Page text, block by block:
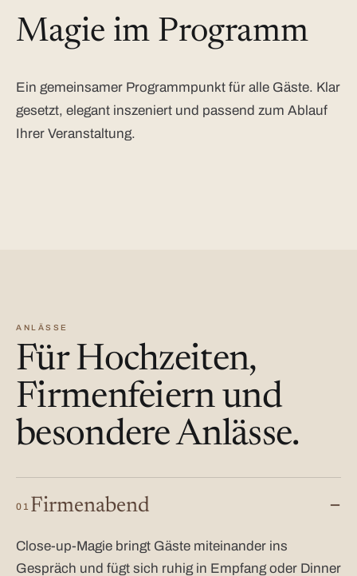
Magie im Programm
Ein gemeinsamer Programmpunkt für alle Gäste. Klar
gesetzt, elegant inszeniert und passend zum Ablauf
Ihrer Veranstaltung.
ANLÄSSE
Für Hochzeiten,
Firmenfeiern und
besondere Anlässe.
01 Firmenabend
Close-up-Magie bringt Gäste miteinander ins
Gespräch und fügt sich ruhig in Empfang oder Dinner